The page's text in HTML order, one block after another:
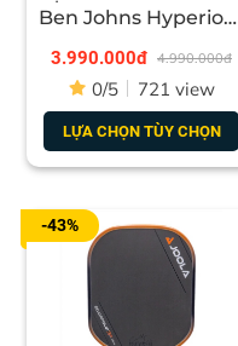
Ben Johns Hyperion
3.990.000đ 4.990.000đ
0/5 721 view
LỰA CHỌN TÙY CHỌN
-43%